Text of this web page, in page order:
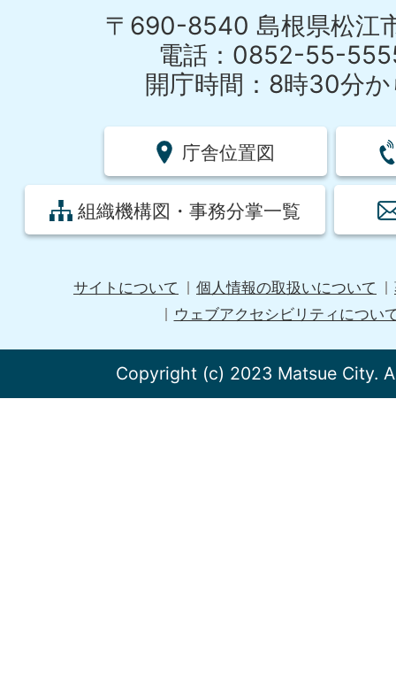
〒690-8540 島根県松江
電話：0852-55-
開庁時間：8時30分
庁舎位置図
組織機構図・事務分掌一覧
サイトについて 個人情報の取扱いについて
ウェブアクセシビリティについ
Copyright (c) 2023 Matsue City.